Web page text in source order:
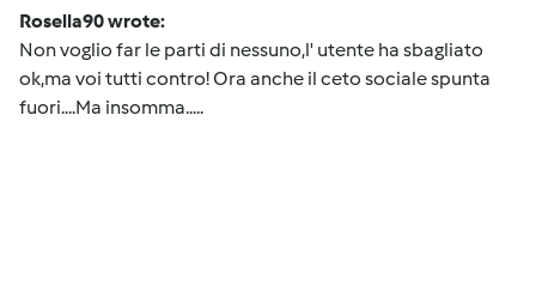
Rosella90 wrote:
Non voglio far le parti di nessuno,l' utente ha sbagliato
ok,ma voi tutti contro! Ora anche il ceto sociale spunta
fuori....Ma insomma.....